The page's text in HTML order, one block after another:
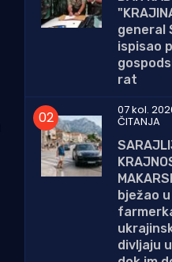
general
ispisao
rat
07 kol.
ČITANJA
bježao
divljaju